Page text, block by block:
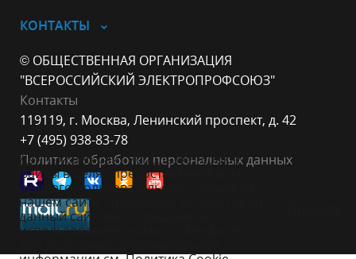
КОНТАКТЫ
© ОБЩЕСТВЕННАЯ ОРГАНИЗАЦИЯ
"ВСЕРОССИЙСКИЙ ЭЛЕКТРОПРОФСОЮЗ"
Контакты
119119, г. Москва, Ленинский проспект, д. 42
+7 (495) 938-83-78
Политика обработки персональных данных
Данный веб-сайт использует cookie-
файлы в целях предоставления вам
лучшего пользовательского опыта на
нашем сайте. Продолжая использовать
данный сайт, вы соглашаетесь с
использованием нами cookie-файлов.